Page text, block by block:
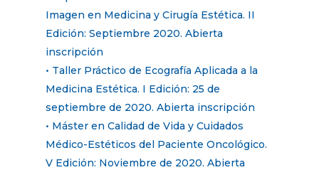
Imagen en Medicina y Cirugía Estética. II
Edición: Septiembre 2020. Abierta
inscripción
• Taller Práctico de Ecografía Aplicada a la
Medicina Estética. I Edición: 25 de
septiembre de 2020. Abierta inscripción
• Máster en Calidad de Vida y Cuidados
Médico-Estéticos del Paciente Oncológico.
V Edición: Noviembre de 2020. Abierta